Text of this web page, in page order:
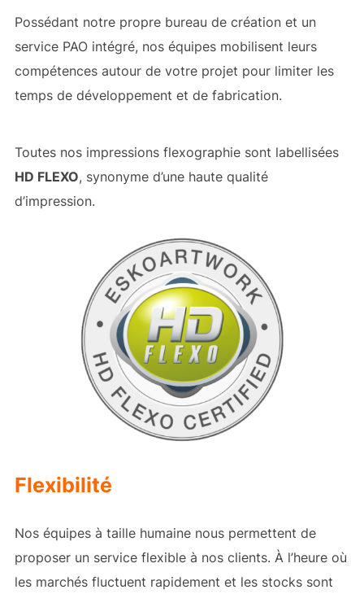
Possédant notre propre bureau de création et un
service PAO intégré, nos équipes mobilisent leurs
compétences autour de votre projet pour limiter les
temps de développement et de fabrication.
Toutes nos impressions flexographie sont labellisées
HD FLEXO, synonyme d’une haute qualité
d’impression.
Flexibilité
Nos équipes à taille humaine nous permettent de
proposer un service flexible à nos clients. À l’heure où
les marchés fluctuent rapidement et les stocks sont